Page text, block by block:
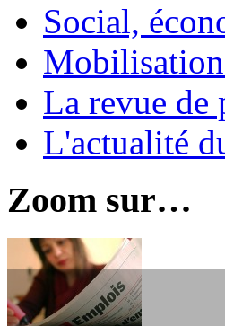
Social,
La revue de
L'actualité
Zoom sur…